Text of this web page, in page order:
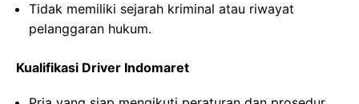
Tidak memiliki sejarah kriminal atau riwayat
pelanggaran hukum.
Kualifikasi Driver Indomaret